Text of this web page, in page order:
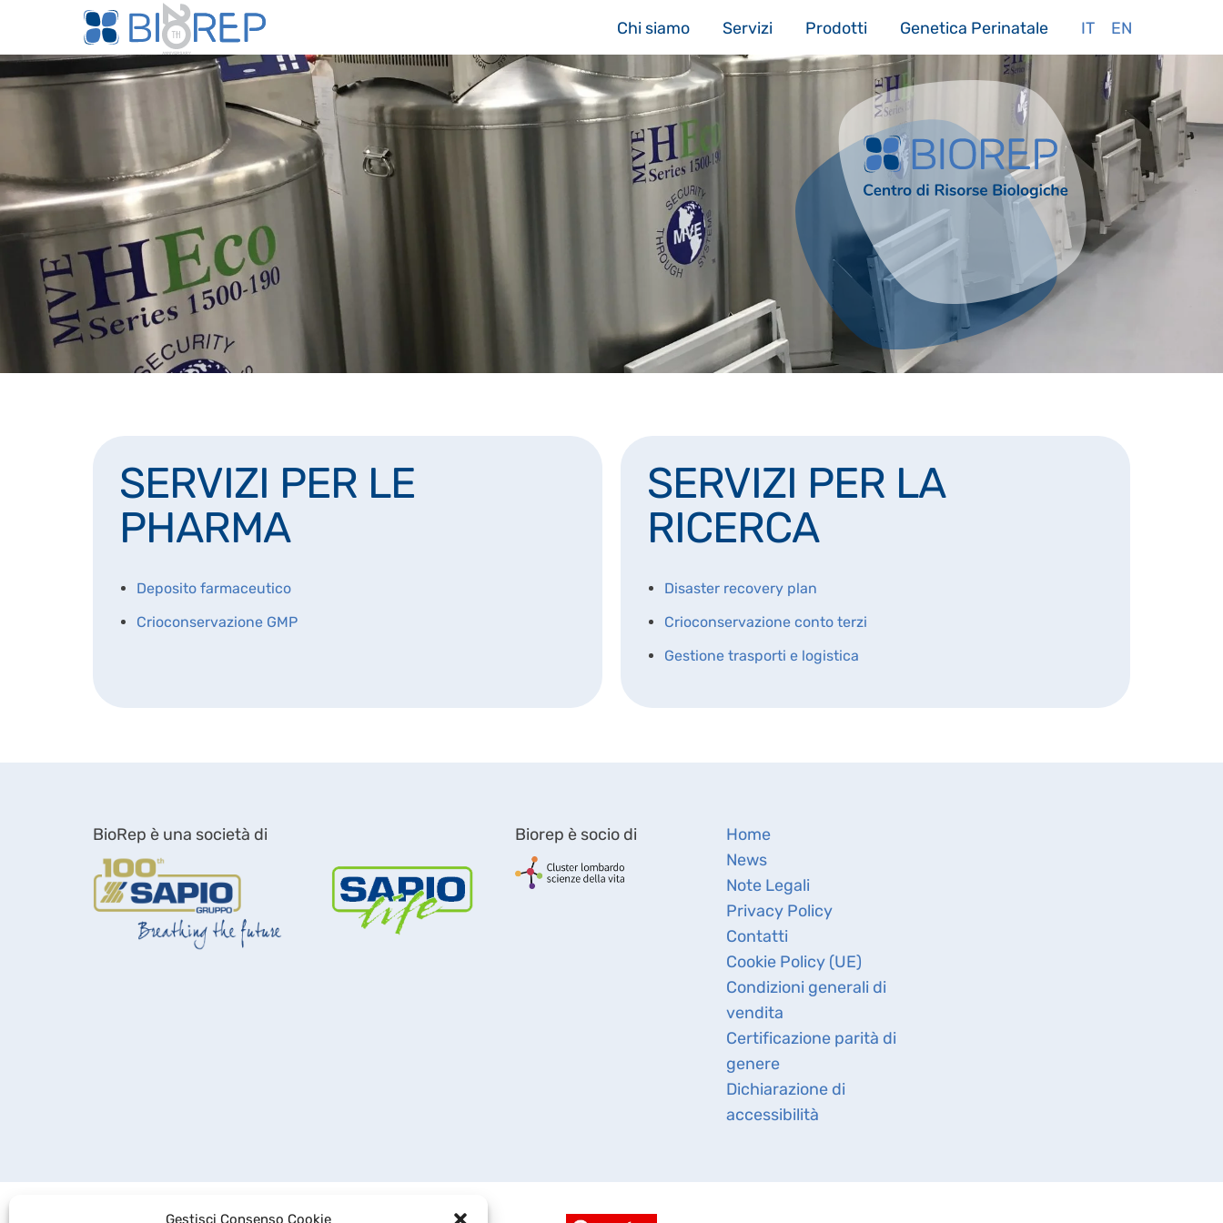
Gestisci Consenso Cookie
Chi siamo Servizi Prodotti Genetica Perinatale IT EN
SERVIZI PER LE
PHARMA
Deposito farmaceutico
Crioconservazione GMP
SERVIZI PER LA
RICERCA
Disaster recovery plan
Crioconservazione conto terzi
Gestione trasporti e logistica
BioRep è una società di Biorep è socio di
Home
News
Note Legali
Privacy Policy
Contatti
Cookie Policy (UE)
Condizioni generali di
vendita
Certificazione parità di
genere
Dichiarazione di
accessibilità